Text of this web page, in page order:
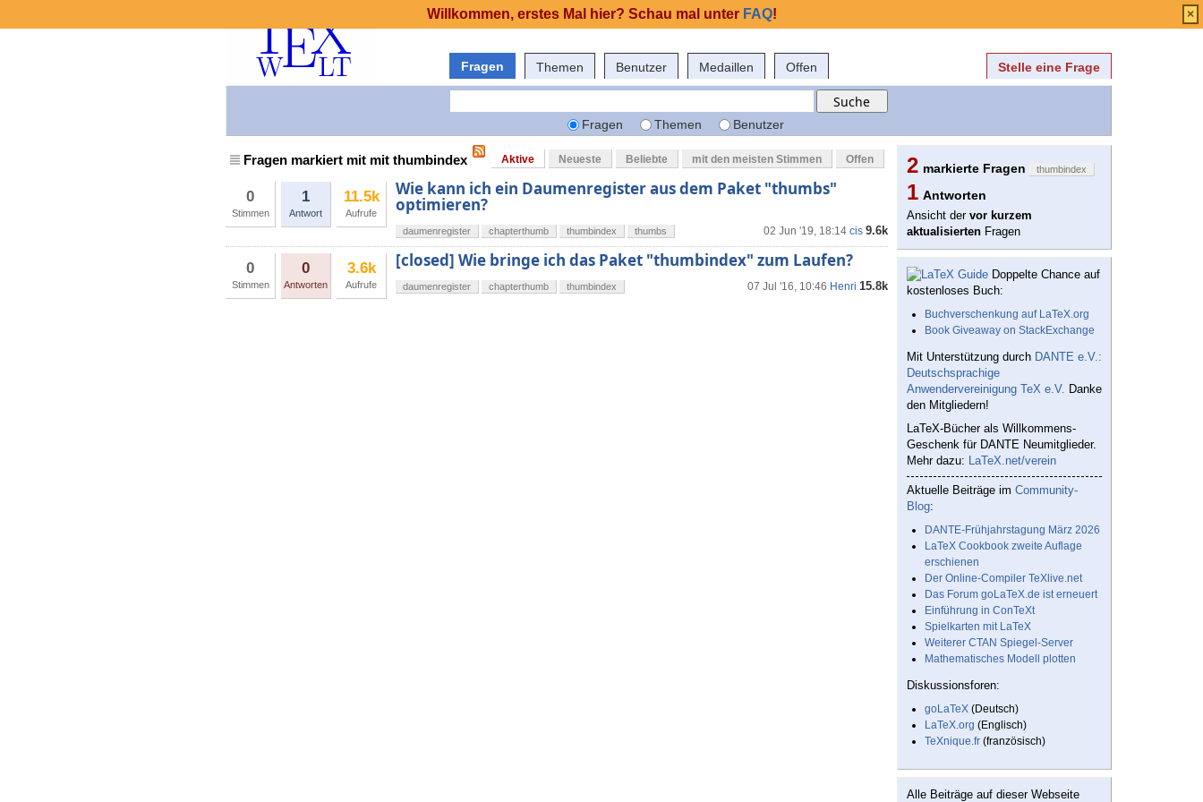
Fragen Themen Benutzer Medaillen Offen Stelle eine Frage
Fragen Themen Benutzer
Fragen markiert mit mit thumbindex Aktive Neueste Beliebte mit den meisten Stimmen Offen
0
Stimmen
1
Antwort
11.5k
Aufrufe
Wie kann ich ein Daumenregister aus dem Paket "thumbs"
optimieren?
02 Jun '19, 18:14 cis 9.6k
daumenregister chapterthumb thumbindex thumbs
0
Stimmen
0
Antworten
3.6k
Aufrufe
[closed] Wie bringe ich das Paket "thumbindex" zum Laufen?
07 Jul '16, 10:46 Henri 15.8k
daumenregister chapterthumb thumbindex
2 markierte Fragen thumbindex
1 Antworten
Ansicht der vor kurzem
aktualisierten Fragen
Doppelte Chance auf
kostenloses Buch:
Buchverschenkung auf LaTeX.org
Book Giveaway on StackExchange
Mit Unterstützung durch DANTE e.V.:
Deutschsprachige
Anwendervereinigung TeX e.V. Danke
den Mitgliedern!
LaTeX-Bücher als Willkommens-
Geschenk für DANTE Neumitglieder.
Mehr dazu: LaTeX.net/verein
Aktuelle Beiträge im Community-
Blog:
DANTE-Frühjahrstagung März 2026
LaTeX Cookbook zweite Auflage
erschienen
Der Online-Compiler TeXlive.net
Das Forum goLaTeX.de ist erneuert
Einführung in ConTeXt
Spielkarten mit LaTeX
Weiterer CTAN Spiegel-Server
Mathematisches Modell plotten
Diskussionsforen:
goLaTeX (Deutsch)
LaTeX.org (Englisch)
TeXnique.fr (französisch)
Alle Beiträge auf dieser Webseite
Willkommen, erstes Mal hier? Schau mal unter FAQ! ×